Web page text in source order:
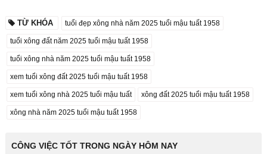
TỪ KHÓA tuổi đẹp xông nhà năm 2025 tuổi mậu tuất 1958
tuổi xông đất năm 2025 tuổi mậu tuất 1958
tuổi xông nhà năm 2025 tuổi mậu tuất 1958
xem tuổi xông đất 2025 tuổi mậu tuất 1958
xem tuổi xông nhà 2025 tuổi mậu tuất xông đất 2025 tuổi mậu tuất 1958
xông nhà năm 2025 tuổi mậu tuất 1958
CÔNG VIỆC TỐT TRONG NGÀY HÔM NAY